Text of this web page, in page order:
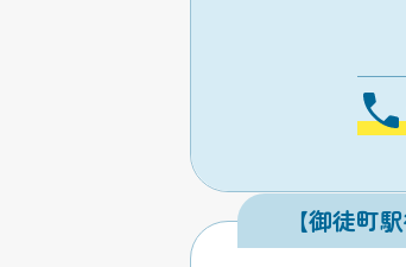
【御徒町